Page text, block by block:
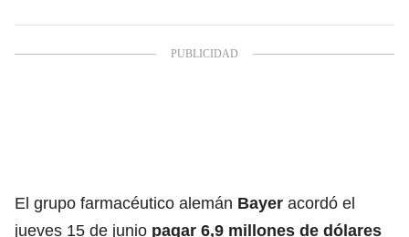
El grupo farmacéutico alemán Bayer acordó el
jueves 15 de junio pagar 6,9 millones de dólares